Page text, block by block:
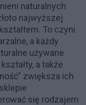
naturalnych
najwyższej
To czyni
a każdy
używane
a także
zwiększa ich
się rodzajem